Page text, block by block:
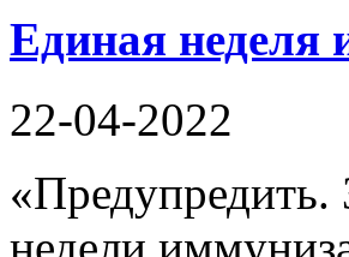
Единая неделя
22-04-2022
недели